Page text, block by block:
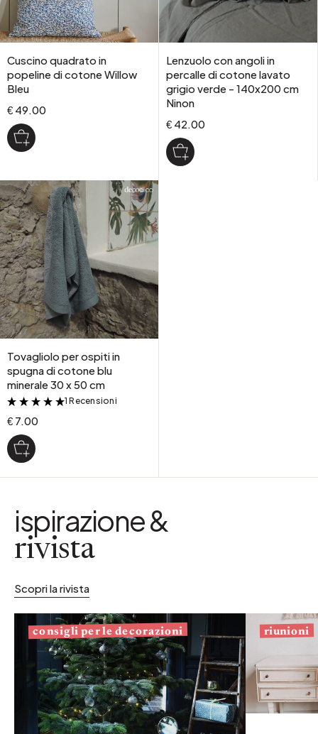
Cuscino quadrato in
popeline di cotone Willow
Bleu
€ 49.00
Lenzuolo con angoli in
percalle di cotone lavato
grigio verde - 140x200 cm
Ninon
€ 42.00
Tovagliolo per ospiti in
spugna di cotone blu
minerale 30 x 50 cm
&
1 Recensioni
€ 7.00
ispirazione &
rivista
Scopri la rivista
consigli per le decorazioni riunioni